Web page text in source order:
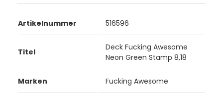
Artikelnummer 516596
Titel
Deck Fucking Awesome
Neon Green Stamp 8,18
Marken Fucking Awesome